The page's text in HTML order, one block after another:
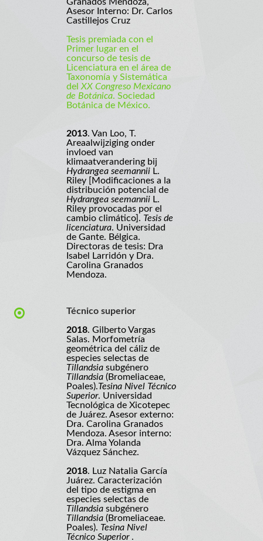
Asesor Interno: Dr. Carlos
Castillejos Cruz
Tesis premiada con el
Primer lugar en el
concurso de tesis de
Licenciatura en el área de
Taxonomía y Sistemática
del XX Congreso Mexicano
de Botánica. Sociedad
Botánica de México.
2013. Van Loo, T.
Areaalwijziging onder
invloed van
klimaatverandering bij
Hydrangea seemannii L.
Riley [Modificaciones a la
distribución potencial de
Hydrangea seemannii L.
Riley provocadas por el
cambio climático]. Tesis de
licenciatura. Universidad
de Gante. Bélgica.
Directoras de tesis: Dra
Isabel Larridón y Dra.
Carolina Granados
Mendoza.
Técnico superior
2018. Gilberto Vargas
Salas. Morfometría
geométrica del cáliz de
especies selectas de
Tillandsia subgénero
Tillandsia (Bromeliaceae,
Poales).Tesina Nivel Técnico
Superior. Universidad
Tecnológica de Xicotepec
de Juárez. Asesor externo:
Dra. Carolina Granados
Mendoza. Asesor interno:
Dra. Alma Yolanda
Vázquez Sánchez.
2018. Luz Natalia García
Juárez. Caracterización
del tipo de estigma en
especies selectas de
Tillandsia subgénero
Tillandsia (Bromeliaceae.
Poales). Tesina Nivel
Técnico Superior .